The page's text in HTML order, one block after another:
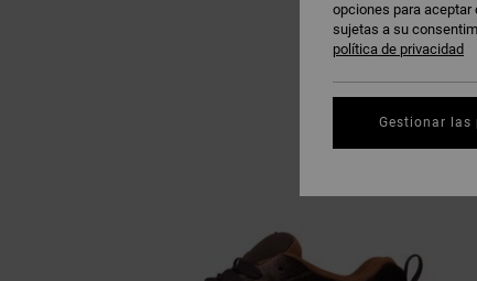
opciones para aceptar
sujetas a su
política de privacidad
Gestionar las